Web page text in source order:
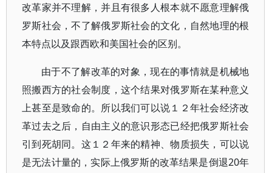
改革家并不理解，并且有很多人根本就不愿意理解俄
罗斯社会，不了解俄罗斯社会的文化，自然地理的根
本特点以及跟西欧和美国社会的区别。
由于不了解改革的对象，现在的事情就是机械地
照搬西方的社会制度，这个结果对俄罗斯在某种意义
上甚至是致命的。所以我们可以说１２年社会经济改
革过去之后，自由主义的意识形态已经把俄罗斯社会
引到死胡同。这１２年来的精神、物质损失，可以说
是无法计量的，实际上俄罗斯的改革结果是倒退20年